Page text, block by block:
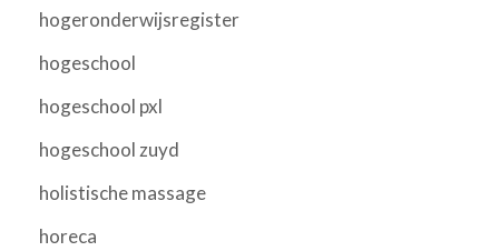
hogeronderwijsregister
hogeschool
hogeschool pxl
hogeschool zuyd
holistische massage
horeca